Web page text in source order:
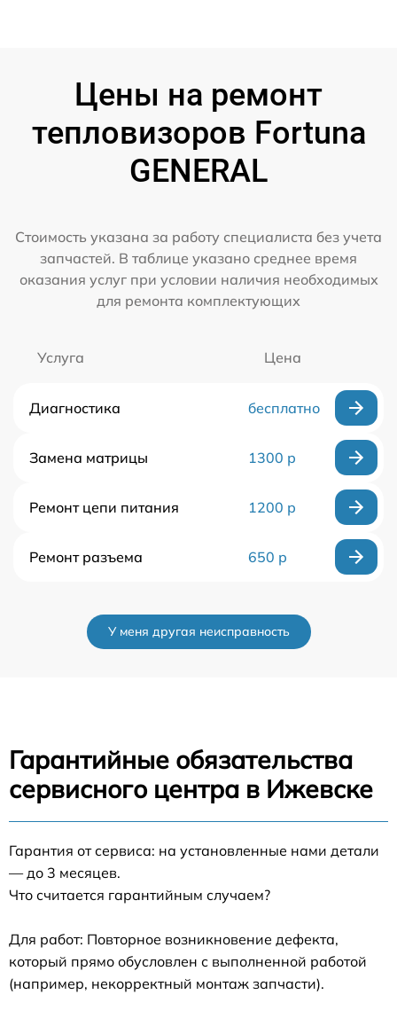
Цены на ремонт
тепловизоров Fortuna
GENERAL
Стоимость указана за работу специалиста без учета
запчастей. В таблице указано среднее время
оказания услуг при условии наличия необходимых
для ремонта комплектующих
Услуга Цена
Диагностика бесплатно
Замена матрицы 1300 р
Ремонт цепи питания 1200 р
Ремонт разъема 650 р
У меня другая неисправность
Гарантийные обязательства
сервисного центра в Ижевске
Гарантия от сервиса: на установленные нами детали
— до 3 месяцев.
Что считается гарантийным случаем?
Для работ: Повторное возникновение дефекта,
который прямо обусловлен с выполненной работой
(например, некорректный монтаж запчасти).